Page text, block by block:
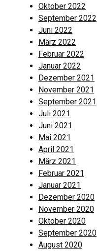
Oktober 2022
September 2022
Juni 2022
März 2022
Februar 2022
Januar 2022
Dezember 2021
November 2021
September 2021
Juli 2021
Juni 2021
Mai 2021
April 2021
März 2021
Februar 2021
Januar 2021
Dezember 2020
November 2020
Oktober 2020
September 2020
August 2020